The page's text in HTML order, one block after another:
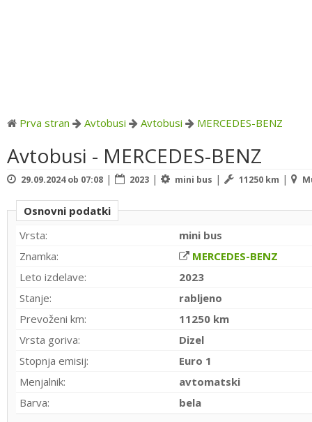
Prva stran Avtobusi Avtobusi MERCEDES-BENZ
Avtobusi - MERCEDES-BENZ
29.09.2024 ob 07:08 | 2023 | mini bus | 11250 km |
Osnovni podatki
Vrsta:
mini bus
Znamka:
MERCEDES-BENZ
Leto izdelave:
2023
Stanje:
rabljeno
Prevoženi km:
11250 km
Vrsta goriva:
Dizel
Stopnja emisij:
Euro 1
Menjalnik:
avtomatski
Barva:
bela